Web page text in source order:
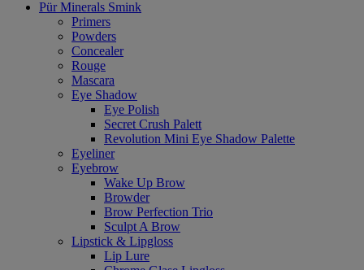
Pür Minerals Smink
Primers
Powders
Concealer
Rouge
Mascara
Eye Shadow
Eye Polish
Secret Crush Palett
Revolution Mini Eye Shadow Palette
Eyeliner
Eyebrow
Wake Up Brow
Browder
Brow Perfection Trio
Sculpt A Brow
Lipstick & Lipgloss
Lip Lure